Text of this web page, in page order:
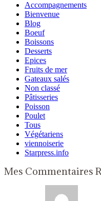
Accompagnements
Bienvenue
Blog
Boeuf
Boissons
Desserts
Epices
Fruits de mer
Gateaux salés
Non classé
Pâtisseries
Poisson
Poulet
Tous
Végétariens
viennoiserie
Starpress.info
Mes Commentaires